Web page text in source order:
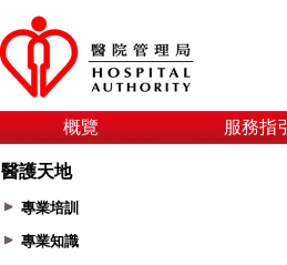
概覽 服務指引
醫護天地
專業培訓
專業知識